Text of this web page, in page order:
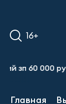
16+
000 руб.
Главная